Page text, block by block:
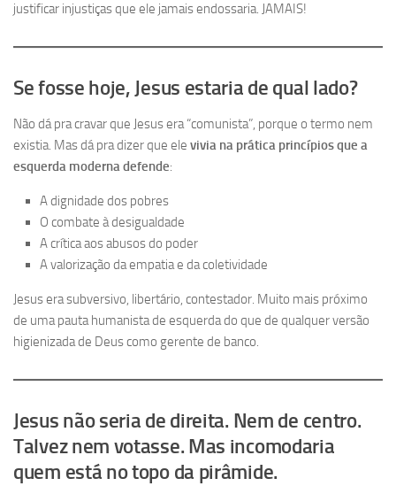
justificar injustiças que ele jamais endossaria. JAMAIS!
Se fosse hoje, Jesus estaria de qual lado?
Não dá pra cravar que Jesus era “comunista”, porque o termo nem
existia. Mas dá pra dizer que ele vivia na prática princípios que a
esquerda moderna defende:
A dignidade dos pobres
O combate à desigualdade
A crítica aos abusos do poder
A valorização da empatia e da coletividade
Jesus era subversivo, libertário, contestador. Muito mais próximo
de uma pauta humanista de esquerda do que de qualquer versão
higienizada de Deus como gerente de banco.
Jesus não seria de direita. Nem de centro.
Talvez nem votasse. Mas incomodaria
quem está no topo da pirâmide.